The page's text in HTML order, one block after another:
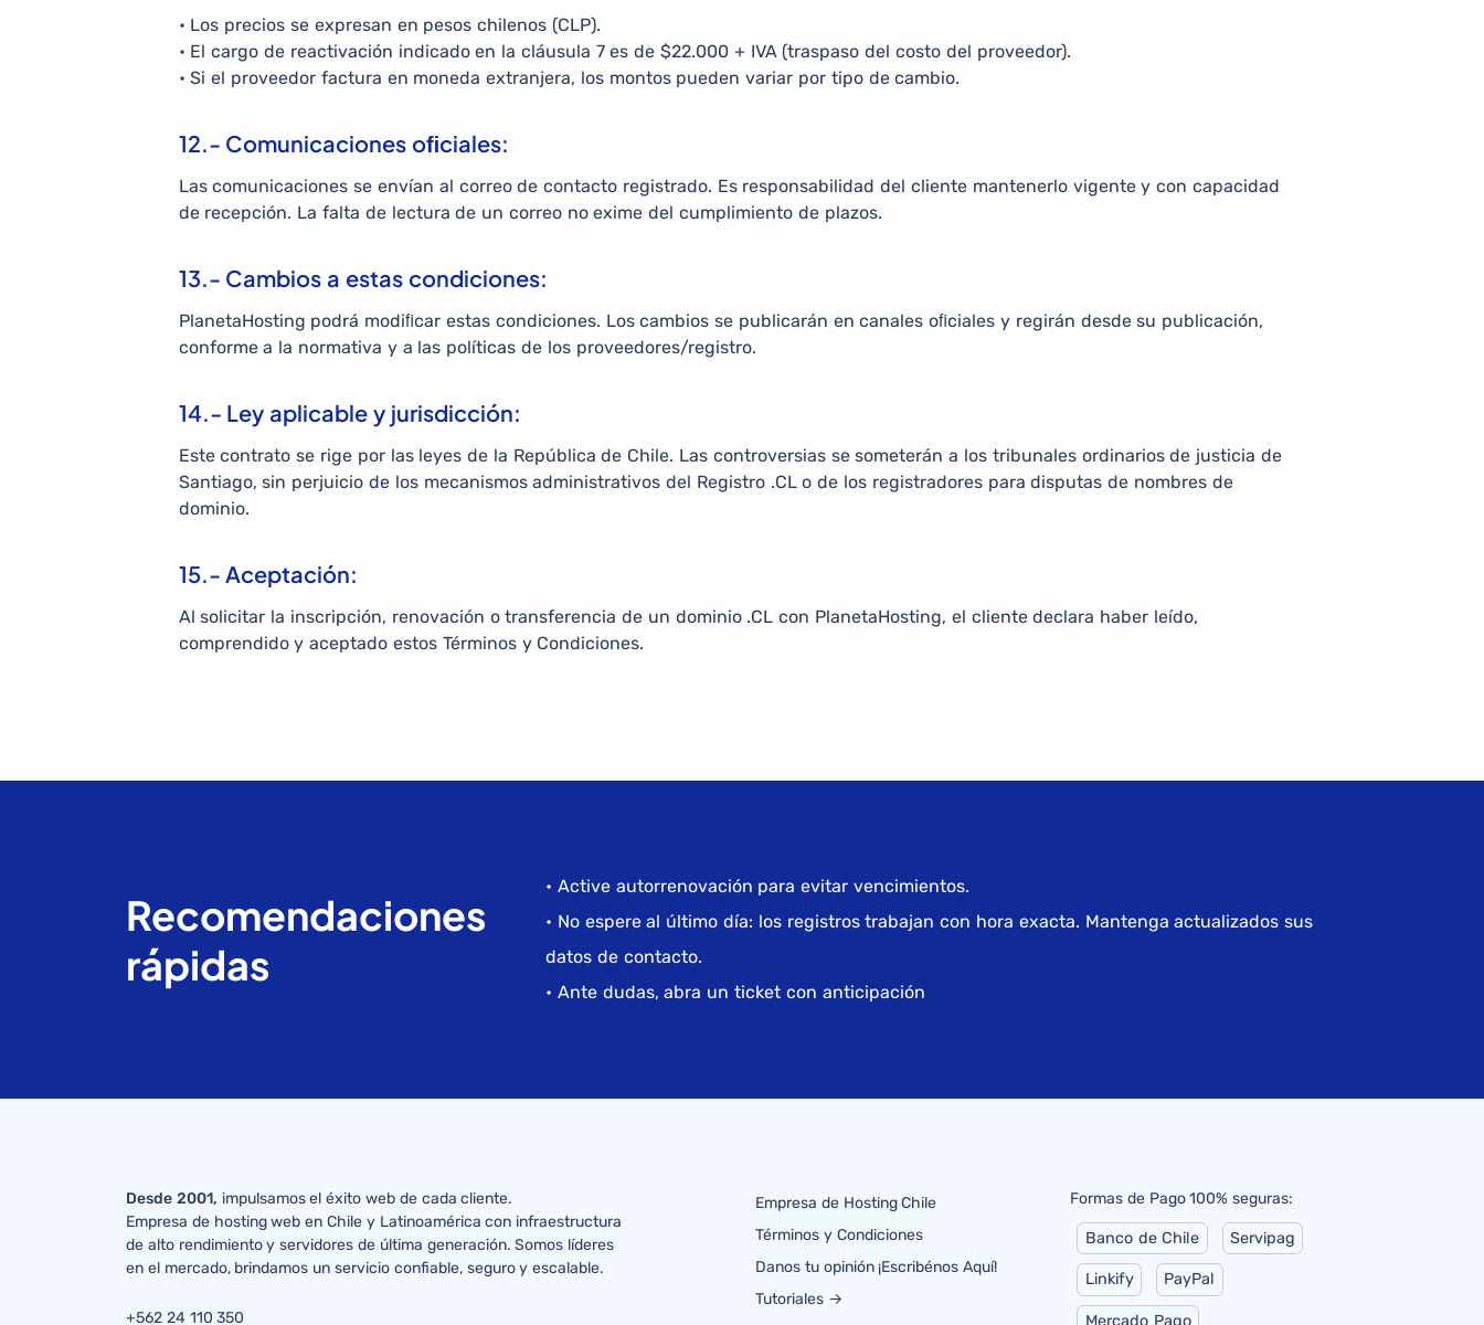
• Los precios se expresan en pesos chilenos (CLP).
• El cargo de reactivación indicado en la cláusula 7 es de $22.000 + IVA (traspaso del costo del proveedor).
• Si el proveedor factura en moneda extranjera, los montos pueden variar por tipo de cambio.
12.- Comunicaciones oﬁciales:
Las comunicaciones se envían al correo de contacto registrado. Es responsabilidad del cliente mantenerlo vigente y con capacidad
de recepción. La falta de lectura de un correo no exime del cumplimiento de plazos.
13.- Cambios a estas condiciones:
PlanetaHosting podrá modiﬁcar estas condiciones. Los cambios se publicarán en canales oﬁciales y regirán desde su publicación,
conforme a la normativa y a las políticas de los proveedores/registro.
14.- Ley aplicable y jurisdicción:
Este contrato se rige por las leyes de la República de Chile. Las controversias se someterán a los tribunales ordinarios de justicia de
Santiago, sin perjuicio de los mecanismos administrativos del Registro .CL o de los registradores para disputas de nombres de
dominio.
15.- Aceptación:
Al solicitar la inscripción, renovación o transferencia de un dominio .CL con PlanetaHosting, el cliente declara haber leído,
comprendido y aceptado estos Términos y Condiciones.
Recomendaciones
rápidas
• Active autorrenovación para evitar vencimientos.
• No espere al último día: los registros trabajan con hora exacta. Mantenga actualizados sus
datos de contacto.
• Ante dudas, abra un ticket con anticipación
Desde 2001, impulsamos el éxito web de cada cliente.
Empresa de hosting web en Chile y Latinoamérica con infraestructura
de alto rendimiento y servidores de última generación. Somos líderes
en el mercado, brindamos un servicio confiable, seguro y escalable.
+562 24 110 350
Empresa de Hosting Chile
Términos y Condiciones
Danos tu opinión ¡Escribénos Aquí!
Tutoriales →
Formas de Pago 100% seguras:
Banco de Chile Servipag
Linkify PayPal
Mercado Pago